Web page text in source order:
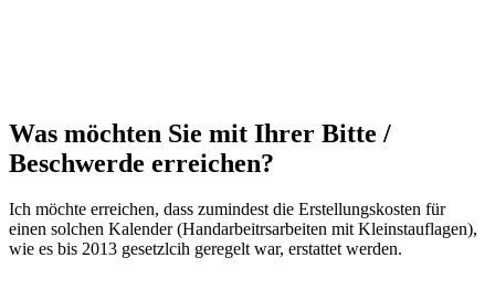
Was möchten Sie mit Ihrer Bitte /
Beschwerde erreichen?
Ich möchte erreichen, dass zumindest die Erstellungskosten für
einen solchen Kalender (Handarbeitrsarbeiten mit Kleinstauflagen),
wie es bis 2013 gesetzlcih geregelt war, erstattet werden.